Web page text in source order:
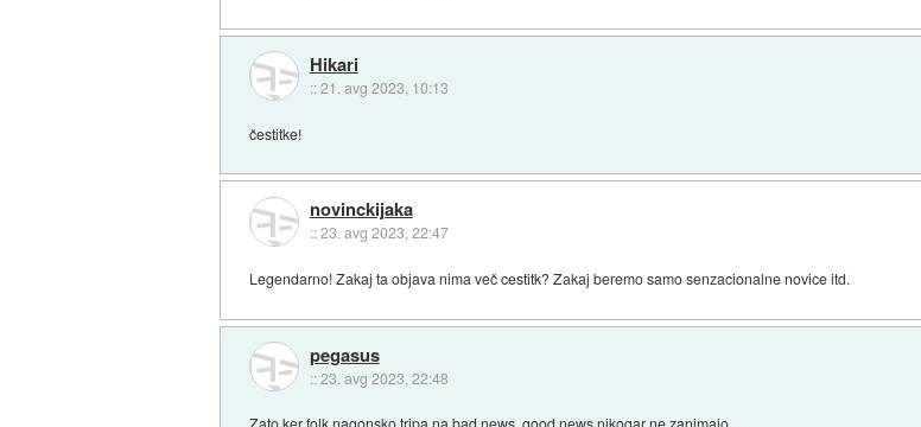
Hikari
::21. avg 2023, 10:13
čestitke!
novinckijaka
::23. avg 2023, 22:47
Legendarno! Zakaj ta objava nima več cestitk? Zakaj beremo samo senzacionalne novice itd.
pegasus
::23. avg 2023, 22:48